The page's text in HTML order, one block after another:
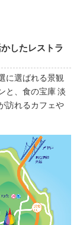
したレストラ
に選ばれる景観
と、食の宝庫 淡
訪れるカフェや